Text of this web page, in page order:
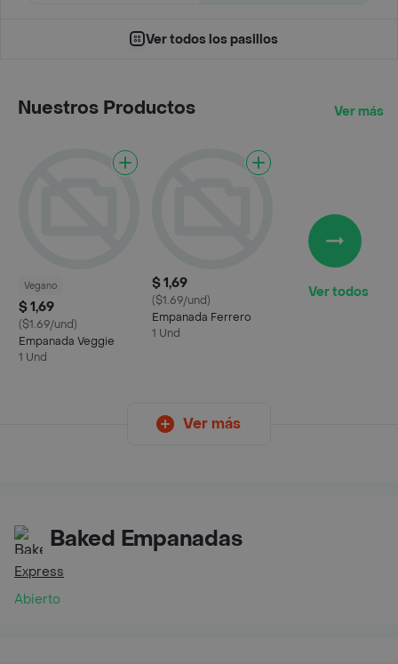
Ver todos los pasillos
Nuestros Productos Ver más
Vegano
$ 1,69
($1.69/und)
Empanada Veggie
1 Und
$ 1,69
($1.69/und)
Empanada Ferrero
1 Und
Ver todos
Ver más
Baked Empanadas
Express
Abierto